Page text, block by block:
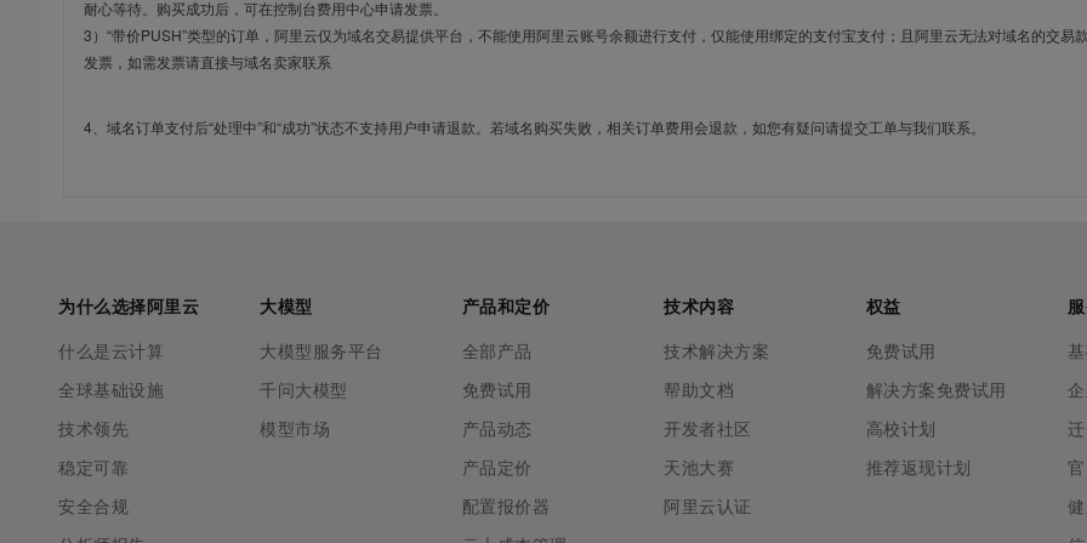
耐心等待。购买成功后，可在控制台费用中心申请发票。
3）“带价PUSH”类型的订单，阿里云仅为域名交易提供平台，不能使用阿里云账号余额进行支付，仅能使用绑定的支付宝支付；且阿里云无法对域名的交易
发票，如需发票请直接与域名卖家联系
4、域名订单支付后“处理中”和“成功”状态不支持用户申请退款。若域名购买失败，相关订单费用会退款，如您有疑问请提交工单与我们联系。